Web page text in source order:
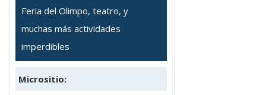
Feria del Olimpo, teatro, y
muchas más actividades
imperdibles
Micrositio: